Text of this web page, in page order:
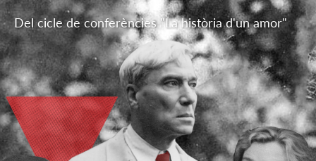
Del cicle de conferències "La història d'un amor"